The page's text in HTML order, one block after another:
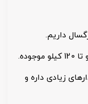
داریم.
زیادی داره و